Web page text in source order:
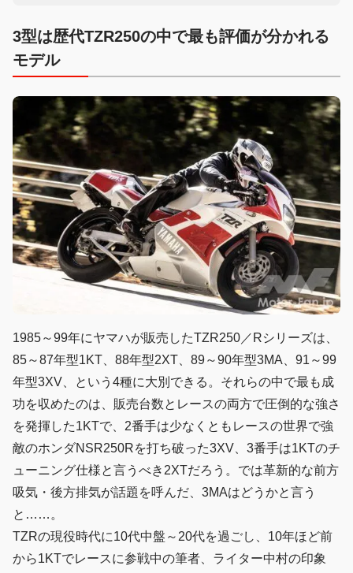
3型は歴代TZR250の中で最も評価が分かれる
モデル
1985～99年にヤマハが販売したTZR250／Rシリーズは、
85～87年型1KT、88年型2XT、89～90年型3MA、91～99
年型3XV、という4種に大別できる。それらの中で最も成
功を収めたのは、販売台数とレースの両方で圧倒的な強さ
を発揮した1KTで、2番手は少なくともレースの世界で強
敵のホンダNSR250Rを打ち破った3XV、3番手は1KTのチ
ューニング仕様と言うべき2XTだろう。では革新的な前方
吸気・後方排気が話題を呼んだ、3MAはどうかと言う
と……。
TZRの現役時代に10代中盤～20代を過ごし、10年ほど前
から1KTでレースに参戦中の筆者、ライター中村の印象